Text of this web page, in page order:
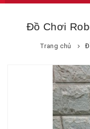
Đồ Chơi
Trang chủ